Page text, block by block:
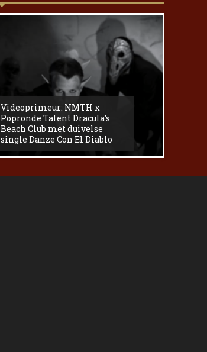
Videoprimeur: NMTH x
Popronde Talent Dracula’s
Beach Club met duivelse
single Danze Con El Diablo